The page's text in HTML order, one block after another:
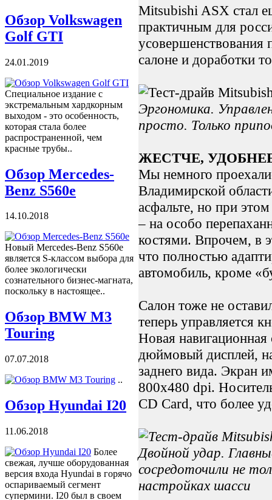
Обзор Volkswagen
Golf GTI
24.01.2019
Специальное издание с
экстремальным хардкорным
выходом - это особенность,
которая стала более
распространенной, чем
красные трубы..
Обзор Mercedes-
Benz S560e
14.10.2018
Новый Mercedes-Benz S560e
является S-классом выбора для
более экологически
сознательного бизнес-магната,
поскольку в настоящее..
Обзор BMW M3
Touring
07.07.2018
..
Обзор Hyundai I20
11.06.2018
Более
свежая, лучше оборудованная
версия входа Hyundai в горячо
оспариваемый сегмент
супермини. I20 был в своем
Mitsubishi ASX стал
практичным для
усовершенствования
салоне и доработки
Эргономика.
просто. Только
ЖЕСТЧЕ,
Мы немного
Владимирской
асфальте, но при
– на особо
костями. Впрочем, в
что полностью
автомобиль, кроме
Салон тоже не
теперь управляется
Новая
дюймовый дисплей,
заднего вида. Экран
800х480 dpi.
CD Card, что более
Двойной удар.
сосредоточили не
настройках шасси